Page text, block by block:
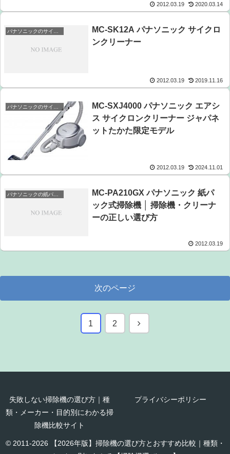
2012.03.19 2020.03.14
MC-SK12A パナソニック サイクロ
ンクリーナー
2012.03.19 2019.11.16
パナソニックのサイクロンクリーナー
MC-SXJ4000 パナソニック エアシ
ス サイクロンクリーナー ジャパネ
ットたかた限定モデル
2012.03.19 2024.11.01
MC-PA210GX パナソニック 紙パ
ック式掃除機 │ 掃除機・クリーナ
ーの正しい選び方
2012.03.19
次のページ
1 2 次
失敗しない掃除機の選び方｜種
類・メーカー・目的別にわかる掃
除機比較サイト
プライバシーポリシー
© 2011-2026 【2026年版】掃除機の選び方とおすすめ比較｜種類・